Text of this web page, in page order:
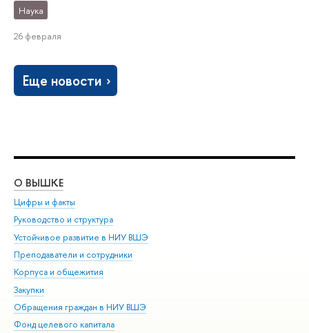
Наука
26 февраля
Еще новости
О ВЫШКЕ
Цифры и факты
Руководство и структура
Устойчивое развитие в НИУ ВШЭ
Преподаватели и сотрудники
Корпуса и общежития
Закупки
Обращения граждан в НИУ ВШЭ
Фонд целевого капитала